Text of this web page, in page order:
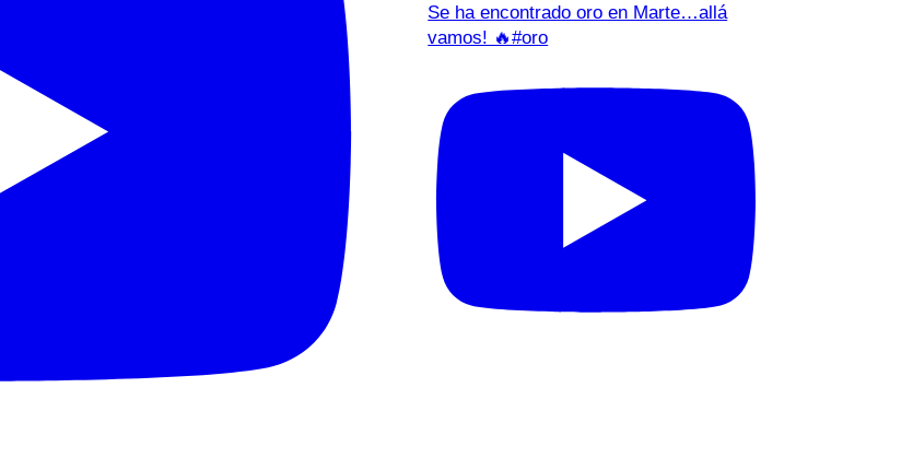
Se ha encontrado oro en Marte…allá
vamos! 🔥#oro